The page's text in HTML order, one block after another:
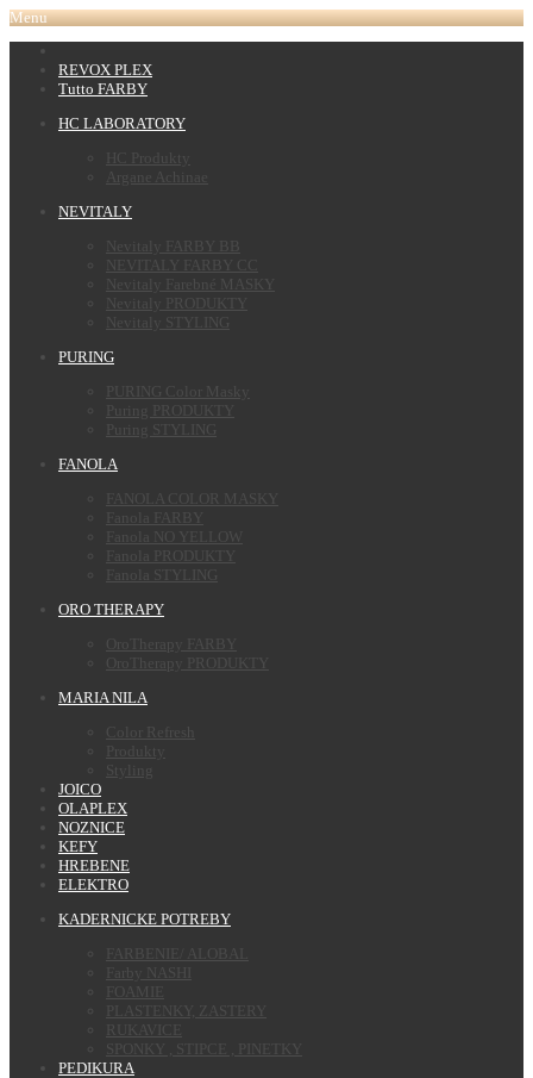
Menu
REVOX PLEX
Tutto FARBY
HC LABORATORY
HC Produkty
Argane Achinae
NEVITALY
Nevitaly FARBY BB
NEVITALY FARBY CC
Nevitaly Farebné MASKY
Nevitaly PRODUKTY
Nevitaly STYLING
PURING
PURING Color Masky
Puring PRODUKTY
Puring STYLING
FANOLA
FANOLA COLOR MASKY
Fanola FARBY
Fanola NO YELLOW
Fanola PRODUKTY
Fanola STYLING
ORO THERAPY
OroTherapy FARBY
OroTherapy PRODUKTY
MARIA NILA
Color Refresh
Produkty
Styling
JOICO
OLAPLEX
NOZNICE
KEFY
HREBENE
ELEKTRO
KADERNICKE POTREBY
FARBENIE/ ALOBAL
Farby NASHI
FOAMIE
PLASTENKY, ZASTERY
RUKAVICE
SPONKY , STIPCE , PINETKY
PEDIKURA